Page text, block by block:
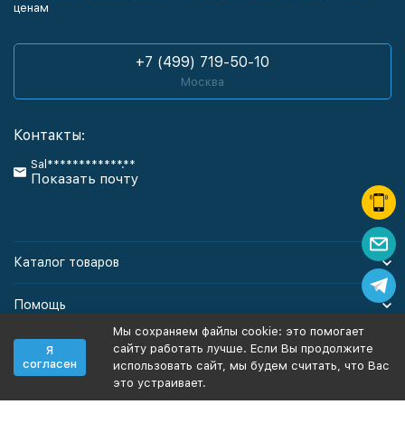
ценам
+7 (499) 719-50-10
Москва
Контакты:
Sal************.**
Показать почту
Каталог товаров
Помощь
Информация
Политика персональных данных Карта сайта
Я
согласен
Мы сохраняем файлы cookie: это помогает
сайту работать лучше. Если Вы продолжите
использовать сайт, мы будем считать, что Вас
это устраивает.